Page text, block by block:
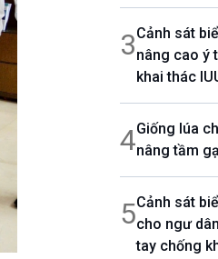
3Cảnh sát
nâng cao ý
khai thác
4Giống lúa
nâng tầm
5Cảnh sát
cho ngư
tay chống